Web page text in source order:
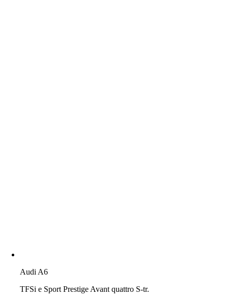
Audi A6
TFSi e Sport Prestige Avant quattro S-tr.